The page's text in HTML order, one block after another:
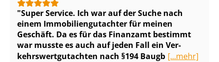
Super Service. Ich war auf der Suche nach
einem Im­mo­bi­li­en­gut­ach­ter für meinen
Geschäft. Da es für das Finanzamt bestimmt
war musste es auch auf jeden Fall ein Ver­
kehrs­wert­gut­ach­ten nach §194 Baugb [...mehr]